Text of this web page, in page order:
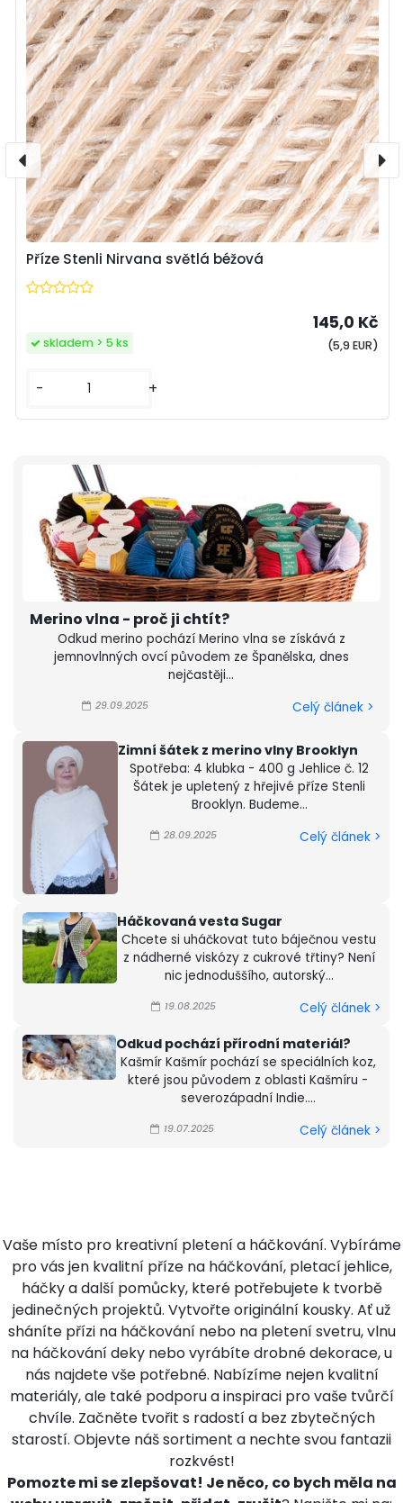
Příze Stenli Nirvana světlá béžová
145,0 Kč
(5,9 EUR)
- +
skladem > 5 ks
Merino vlna - proč ji chtít?
29.09.2025
Odkud merino pochází Merino vlna se získává z
jemnovlnných ovcí původem ze Španělska, dnes
nejčastěji...
Celý článek >
Zimní šátek z merino vlny Brooklyn
28.09.2025
Spotřeba: 4 klubka - 400 g Jehlice č. 12
Šátek je upletený z hřejivé příze Stenli
Brooklyn. Budeme...
Celý článek >
Háčkovaná vesta Sugar
19.08.2025
Chcete si uháčkovat tuto báječnou vestu
z nádherné viskózy z cukrové třtiny? Není
nic jednoduššího, autorský...
Celý článek >
Odkud pochází přírodní materiál?
19.07.2025
Kašmír Kašmír pochází se speciálních koz,
které jsou původem z oblasti Kašmíru -
severozápadní Indie....
Celý článek >
Vaše místo pro kreativní pletení a háčkování. Vybíráme
pro vás jen kvalitní příze na háčkování, pletací jehlice,
háčky a další pomůcky, které potřebujete k tvorbě
jedinečných projektů. Vytvořte originální kousky. Ať už
sháníte přízi na háčkování nebo na pletení svetru, vlnu
na háčkování deky nebo vyrábíte drobné dekorace, u
nás najdete vše potřebné. Nabízíme nejen kvalitní
materiály, ale také podporu a inspiraci pro vaše tvůrčí
chvíle. Začněte tvořit s radostí a bez zbytečných
starostí. Objevte náš sortiment a nechte svou fantazii
rozkvést!
Pomozte mi se zlepšovat! Je něco, co bych měla na